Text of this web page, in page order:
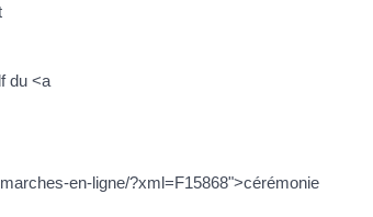
du <a
en-ligne/?xml=F15868">cérémonie